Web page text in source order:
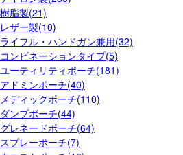
樹脂製(21)
レザー製(10)
ライフル・ハンドガン兼用(32)
コンビネーションタイプ(5)
ユーティリティポーチ(181)
アドミンポーチ(40)
メディックポーチ(110)
ダンプポーチ(44)
グレネードポーチ(64)
スプレーポーチ(7)